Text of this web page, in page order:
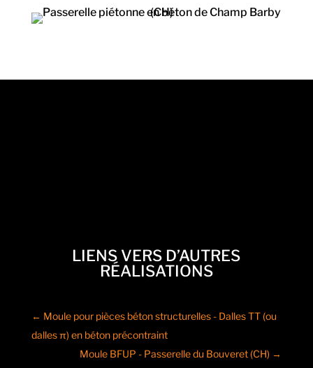
LIENS VERS D’AUTRES
RÉALISATIONS
← Moule pour pièces béton structurelles - Dalles TT (ou
dalles π) en béton précontraint
Moule BFUP - Passerelle du Bouveret (CH) →